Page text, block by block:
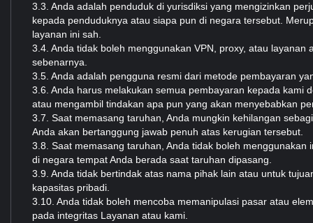
3.3. Anda adalah penduduk di yurisdiksi yang mengizinkan
kepada penduduknya atau siapa pun di negara tersebut.
layanan ini sah.
3.4. Anda tidak boleh menggunakan VPN, proxy, atau
sebenarnya.
3.5. Anda adalah pengguna resmi dari metode pembayaran
3.6. Anda harus melakukan semua pembayaran kepada kami
atau mengambil tindakan apa pun yang akan menyebabkan
3.7. Saat memasang taruhan, Anda mungkin kehilangan
Anda akan bertanggung jawab penuh atas kerugian tersebut.
3.8. Saat memasang taruhan, Anda tidak boleh
di negara tempat Anda berada saat taruhan dipasang.
3.9. Anda tidak bertindak atas nama pihak lain atau untuk
kapasitas pribadi.
3.10. Anda tidak boleh mencoba memanipulasi pasar atau
pada integritas Layanan atau kami.